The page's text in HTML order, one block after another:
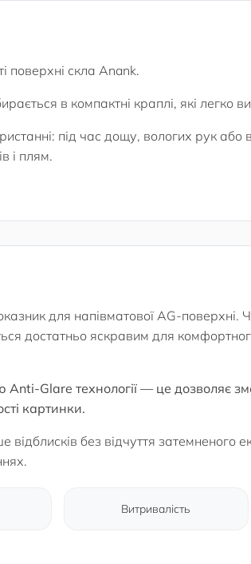
поверхні скла Anank.
в компактні краплі, які легко
під час дощу, вологих рук
і плям.
для напівматової AG-поверхні.
достатньо яскравим для
Glare технології — це дозволяє
картинки.
без відчуття затемненого
Витривалість